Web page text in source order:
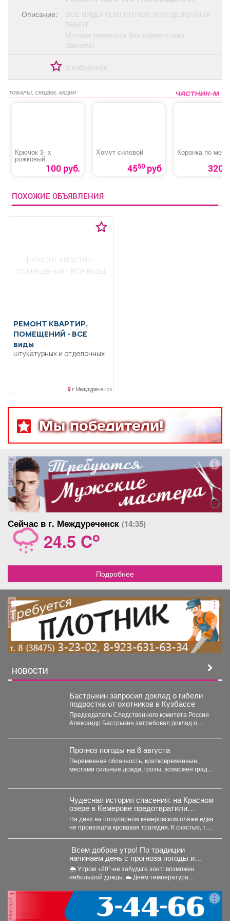
Проекты
Поздравления
Описание:
ВСЕ ВИДЫ РЕМОНТНЫХ И ОТДЕЛОЧНЫХ
РАБОТ.
Монтаж ламината без единого шва.
Звоните!
В избранное
ТОВАРЫ, СКИДКИ, АКЦИИ
Крючок 3- х
рожковый
100 руб.
Хомут силовой
4550руб
Коронка по
320
ПОХОЖИЕ ОБЪЯВЛЕНИЯ
ремонт квартир,
помещений - все виды
РЕМОНТ КВАРТИР,
ПОМЕЩЕНИЙ - ВСЕ
виды
штукатурных и отделочных
работ любой сложности.
г Междуреченск
Мы победители!
реклама
Сейчас в г. Междуреченск (14:35)
24.5 Co
Подробнее
реклама
НОВОСТИ
Бастрыкин запросил доклад о гибели
подростка от охотников в Кузбассе
Председатель Следственного комитета России
Александр Бастрыкин затребовал доклад о
факту...
Прогноз погоды на 6 августа
Переменная облачность, кратковременные,
местами сильные дожди, грозы, возможен град.
Чудесная история спасения: на Красном
озере в Кемерове предотвратили
трагедию
На днях на популярном кемеровском пляже едва
не произошла кровавая трагедия. К счастью, там
Всем доброе утро! По традиции
начинаем день с прогноза погоды и
щепотки народной мудрости
🌦 Утром +20°-не забудьте зонт: возможен
небольшой дождь; ☁️ Днём температура
реклама